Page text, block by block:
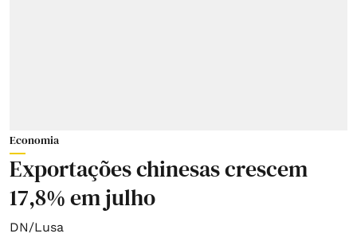
Economia
Exportações chinesas crescem
17,8% em julho
DN/Lusa